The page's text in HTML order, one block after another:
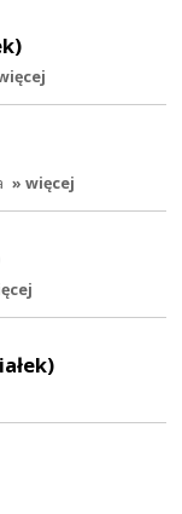
» więcej